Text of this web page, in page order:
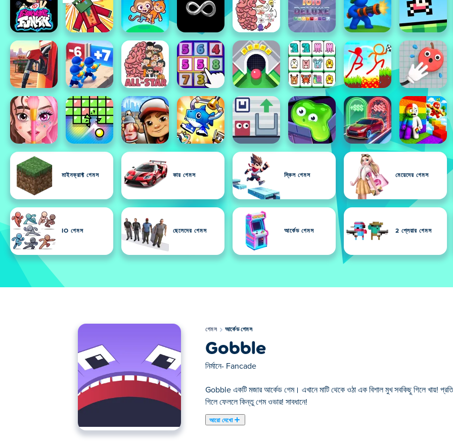
মাইনক্রাফ্ট গেমস কার গেমস স্কিল গেমস মেয়েদের গেমস
IO গেমস ছেলেদের গেমস আর্কেড গেমস 2 প্লেয়ার গেমস
গেমস আর্কেড গেমস
Gobble
নির্মানে- Fancade
Gobble একটি মজার আর্কেড গেম। এখানে মাটি থেকে ওঠা এক বিশাল মুখ সবকিছু গিলে খায়!
গিলে ফেললে কিন্তু গেম ওভার! সাবধানে!
আরো দেখো
Gobble হল একটি আর্কেড গেম যেখানে আপনি মাটিতে মুখ হিসাবে খেলেন এবং আপনার লক্ষ্য হল মানুষ ছাড়া সবকিছু খাওয়া! মাটির চারপাশে ঘোরাঘুরি